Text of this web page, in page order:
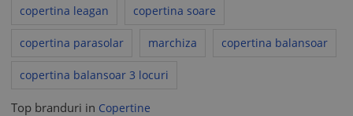
copertina leagan copertina soare
copertina parasolar marchiza copertina balansoar
copertina balansoar 3 locuri
Top branduri in Copertine